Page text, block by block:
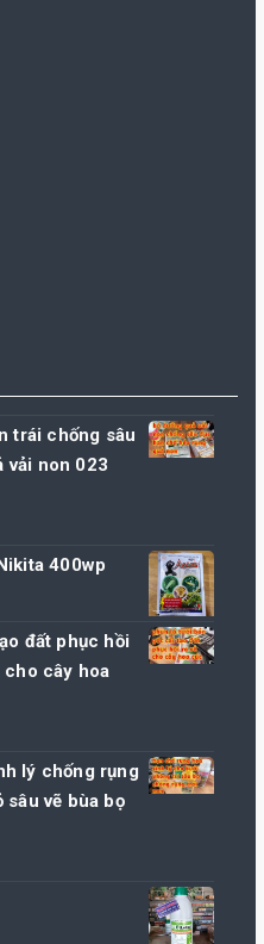
trái chống sâu
vải non 023
400wp
đất phục hồi
cây hoa
lý chống rụng
vẽ bùa bọ